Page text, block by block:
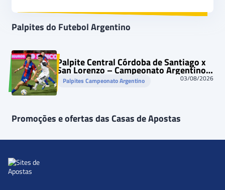
Palpites do Futebol Argentino
Palpite Central Córdoba de Santiago x
San Lorenzo – Campeonato Argentino –
03/08/2026
Palpites Campeonato Argentino 03/08/2026
Promoções e ofertas das Casas de Apostas